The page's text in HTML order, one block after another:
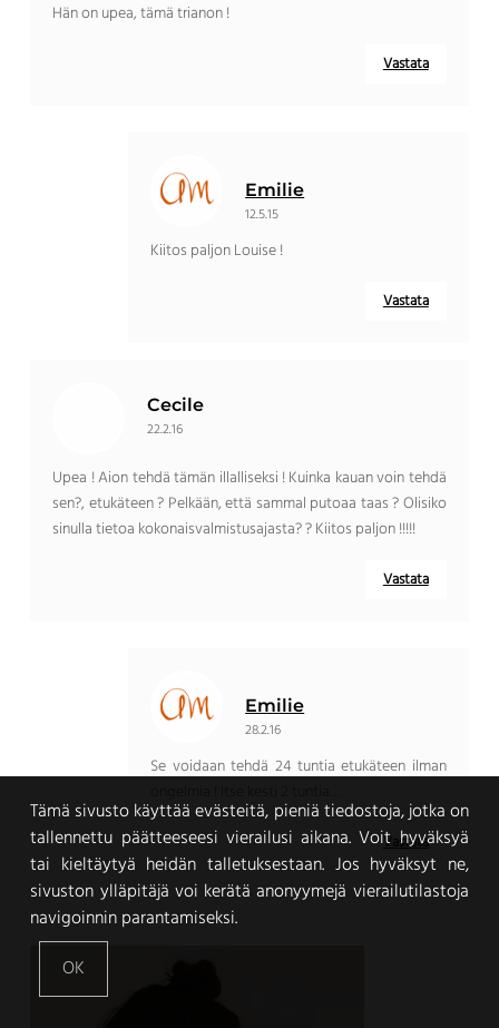
Hän on upea, tämä trianon !
Vastata
Emilie
12.5.15
Kiitos paljon Louise !
Vastata
Cecile
22.2.16
Upea ! Aion tehdä tämän illalliseksi ! Kuinka kauan voin tehdä
sen?, etukäteen ? Pelkään, että sammal putoaa taas ? Olisiko
sinulla tietoa kokonaisvalmistusajasta? ? Kiitos paljon !!!!!
Vastata
Emilie
28.2.16
Se voidaan tehdä 24 tuntia etukäteen ilman
Vastata
Tämä sivusto käyttää evästeitä, pieniä tiedostoja, jotka on
tallennettu päätteeseesi vierailusi aikana. Voit hyväksyä
tai kieltäytyä heidän talletuksestaan. Jos hyväksyt ne,
sivuston ylläpitäjä voi kerätä anonyymejä vierailutilastoja
navigoinnin parantamiseksi.
OK